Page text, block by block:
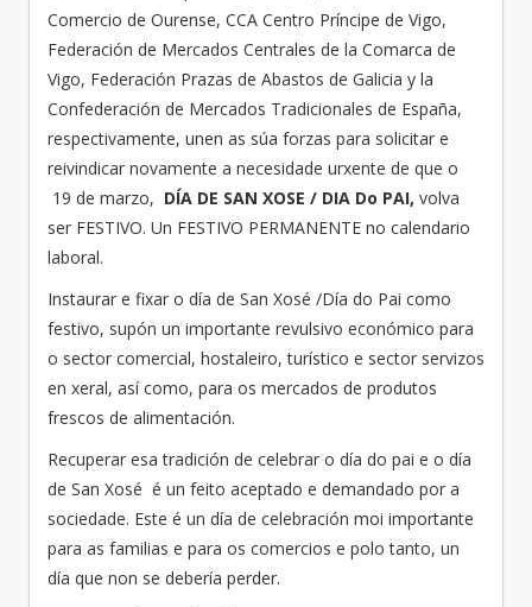
Comercio de Ourense, CCA Centro Príncipe de Vigo,
Federación de Mercados Centrales de la Comarca de
Vigo, Federación Prazas de Abastos de Galicia y la
Confederación de Mercados Tradicionales de España,
respectivamente, unen as súa forzas para solicitar e
reivindicar novamente a necesidade urxente de que o
19 de marzo, DÍA DE SAN XOSE / DIA Do PAI, volva
ser FESTIVO. Un FESTIVO PERMANENTE no calendario
laboral.
Instaurar e fixar o día de San Xosé /Día do Pai como
festivo, supón un importante revulsivo económico para
o sector comercial, hostaleiro, turístico e sector servizos
en xeral, así como, para os mercados de produtos
frescos de alimentación.
Recuperar esa tradición de celebrar o día do pai e o día
de San Xosé é un feito aceptado e demandado por a
sociedade. Este é un día de celebración moi importante
para as familias e para os comercios e polo tanto, un
día que non se debería perder.